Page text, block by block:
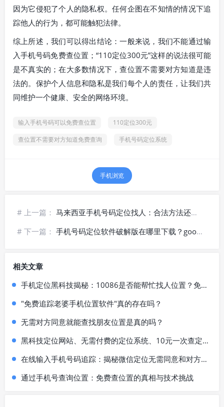
因为它侵犯了个人的隐私权。任何企图在不知情的情况下追
踪他人的行为，都可能触犯法律。
综上所述，我们可以得出结论：一般来说，我们不能通过输
入手机号码免费查位置；“110定位300元”这样的说法很可能
是不真实的；在大多数情况下，查位置不需要对方知道是违
法的。保护个人信息和隐私是我们每个人的责任，让我们共
同维护一个健康、安全的网络环境。
输入手机号码可以免费查位置
110定位300元
查位置不需要对方知道免费查询
手机号码定位系统
手机浏览
# 上一篇： 马来西亚手机号码定位找人：合法方法还是侵犯隐私？
# 下一篇： 手机号码定位软件破解版在哪里下载？google手机号码定位，通过电话号码查个人信息是真的吗？
相关文章
手机定位黑科技揭秘：10086是否能帮忙找人位置？免费定位方法大揭秘！
"免费追踪老婆手机位置软件"真的存在吗？
无需对方同意就能查找朋友位置是真的吗？
黑科技定位网站、无需付费的定位系统、10元一次查定位真的可信吗？
在线输入手机号码追踪：揭秘微信定位无需同意和对方位置查找的隐私风险
通过手机号查询位置：免费查位置的真相与技术挑战